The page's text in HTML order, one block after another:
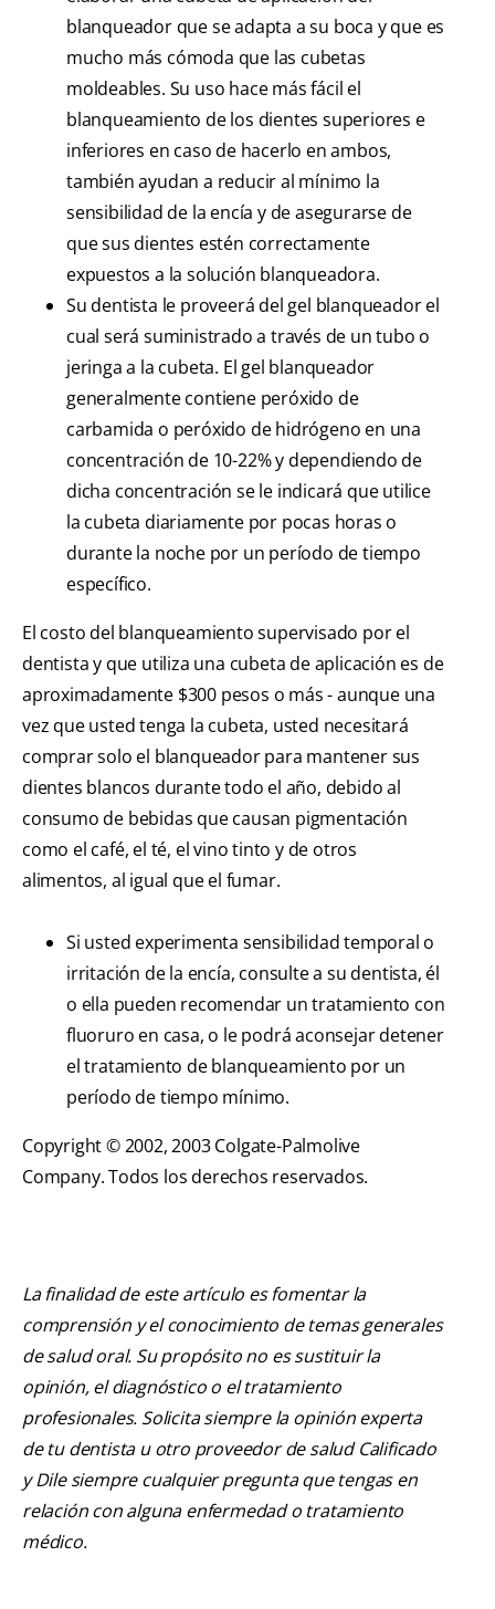
blanqueador que se adapta a su boca y que es
mucho más cómoda que las cubetas
moldeables. Su uso hace más fácil el
blanqueamiento de los dientes superiores e
inferiores en caso de hacerlo en ambos,
también ayudan a reducir al mínimo la
sensibilidad de la encía y de asegurarse de
que sus dientes estén correctamente
expuestos a la solución blanqueadora.
Su dentista le proveerá del gel blanqueador el
cual será suministrado a través de un tubo o
jeringa a la cubeta. El gel blanqueador
generalmente contiene peróxido de
carbamida o peróxido de hidrógeno en una
concentración de 10-22% y dependiendo de
dicha concentración se le indicará que utilice
la cubeta diariamente por pocas horas o
durante la noche por un período de tiempo
específico.
El costo del blanqueamiento supervisado por el
dentista y que utiliza una cubeta de aplicación es de
aproximadamente $300 pesos o más - aunque una
vez que usted tenga la cubeta, usted necesitará
comprar solo el blanqueador para mantener sus
dientes blancos durante todo el año, debido al
consumo de bebidas que causan pigmentación
como el café, el té, el vino tinto y de otros
alimentos, al igual que el fumar.
Si usted experimenta sensibilidad temporal o
irritación de la encía, consulte a su dentista, él
o ella pueden recomendar un tratamiento con
fluoruro en casa, o le podrá aconsejar detener
el tratamiento de blanqueamiento por un
período de tiempo mínimo.
Copyright © 2002, 2003 Colgate-Palmolive
Company. Todos los derechos reservados.
La finalidad de este artículo es fomentar la
comprensión y el conocimiento de temas generales
de salud oral. Su propósito no es sustituir la
opinión, el diagnóstico o el tratamiento
profesionales. Solicita siempre la opinión experta
de tu dentista u otro proveedor de salud Calificado
y Dile siempre cualquier pregunta que tengas en
relación con alguna enfermedad o tratamiento
médico.